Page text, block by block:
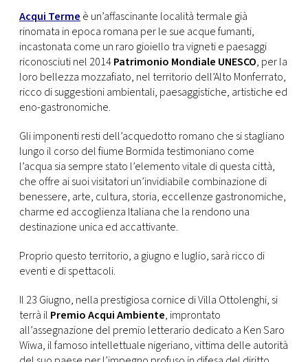
Acqui Terme è un’affascinante località termale già
rinomata in epoca romana per le sue acque fumanti,
incastonata come un raro gioiello tra vigneti e paesaggi
riconosciuti nel 2014Patrimonio Mondiale UNESCO, per la
loro bellezza mozzafiato, nel territorio dell’Alto Monferrato,
ricco di suggestioni ambientali, paesaggistiche, artistiche ed
eno-gastronomiche.
Gli imponenti resti dell’acquedotto romano che si stagliano
lungo il corso del fiume Bormida testimoniano come
l’acqua sia sempre stato l’elemento vitale di questa città,
che offre ai suoi visitatori un’invidiabile combinazione di
benessere, arte, cultura, storia, eccellenze gastronomiche,
charme ed accoglienza Italiana che la rendono una
destinazione unica ed accattivante.
Proprio questo territorio, a giugno e luglio, sarà ricco di
eventi e di spettacoli.
Il 23 Giugno, nella prestigiosa cornice di Villa Ottolenghi, si
terrà il Premio Acqui Ambiente, improntato
all’assegnazione del premio letterario dedicato a Ken Saro
Wiwa, il famoso intellettuale nigeriano, vittima delle autorità